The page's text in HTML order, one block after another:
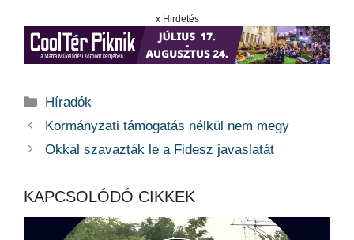
x Hirdetés
Kategória
Híradók
Kormányzati támogatás nélkül nem megy
Okkal szavazták le a Fidesz javaslatát
KAPCSOLÓDÓ CIKKEK